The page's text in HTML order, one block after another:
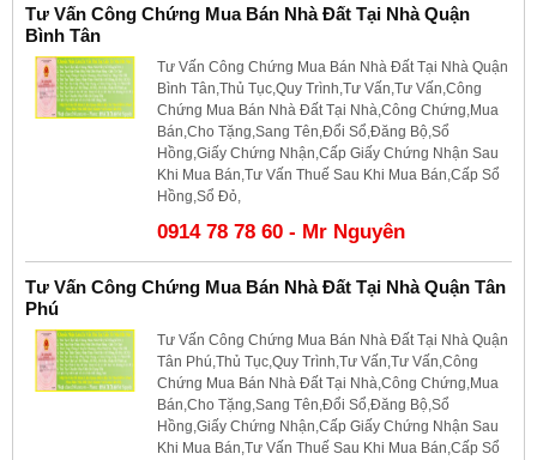
Tư Vấn Công Chứng Mua Bán Nhà Đất Tại Nhà Quận
Bình Tân
Tư Vấn Công Chứng Mua Bán Nhà Đất Tại Nhà Quận
Bình Tân,Thủ Tục,Quy Trình,Tư Vấn,Tư Vấn,Công
Chứng Mua Bán Nhà Đất Tại Nhà,Công Chứng,Mua
Bán,Cho Tặng,Sang Tên,Đổi Sổ,Đăng Bộ,Sổ
Hồng,Giấy Chứng Nhận,Cấp Giấy Chứng Nhận Sau
Khi Mua Bán,Tư Vấn Thuế Sau Khi Mua Bán,Cấp Sổ
Hồng,Sổ Đỏ,
0914 78 78 60 - Mr Nguyên
Tư Vấn Công Chứng Mua Bán Nhà Đất Tại Nhà Quận Tân
Phú
Tư Vấn Công Chứng Mua Bán Nhà Đất Tại Nhà Quận
Tân Phú,Thủ Tục,Quy Trình,Tư Vấn,Tư Vấn,Công
Chứng Mua Bán Nhà Đất Tại Nhà,Công Chứng,Mua
Bán,Cho Tặng,Sang Tên,Đổi Sổ,Đăng Bộ,Sổ
Hồng,Giấy Chứng Nhận,Cấp Giấy Chứng Nhận Sau
Khi Mua Bán,Tư Vấn Thuế Sau Khi Mua Bán,Cấp Sổ